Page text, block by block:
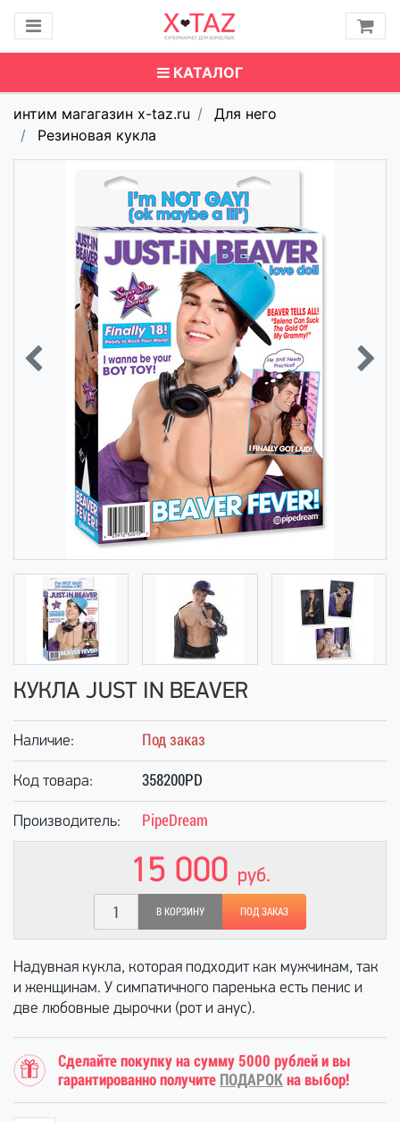
КАТАЛОГ
интим магагазин x-taz.ru
Для него
Резиновая кукла
КУКЛА JUST IN BEAVER
Наличие: Под заказ
Код товара: 358200PD
Производитель: PipeDream
15 000 руб.
В КОРЗИНУ ПОД ЗАКАЗ
Надувная кукла, которая подходит как мужчинам, так
и женщинам. У симпатичного паренька есть пенис и
две любовные дырочки (рот и анус).
Сделайте покупку на сумму 5000 рублей и вы
гарантированно получите ПОДАРОК на выбор!